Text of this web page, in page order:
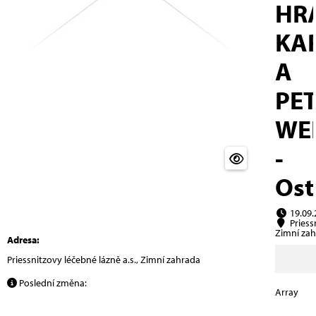
Adresa:
Priessnitzovy léčebné lázně a.s., Zimní zahrada
Poslední změna:
A
-
Zimní
Array